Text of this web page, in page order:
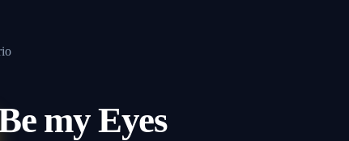
my Eyes